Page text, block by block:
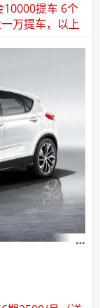
10000提车 6个
万提车，以上